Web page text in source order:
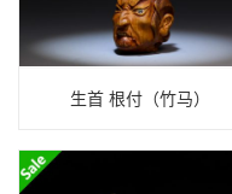
生首 根付（竹马）